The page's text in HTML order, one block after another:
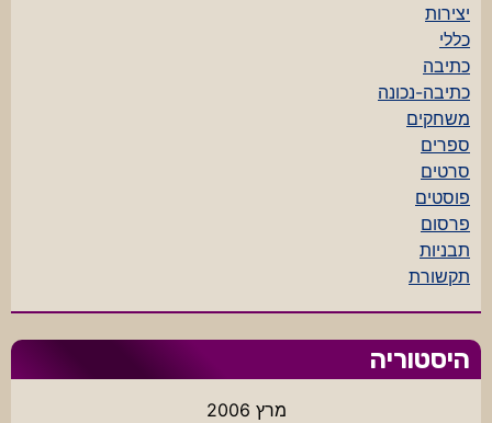
יצירות
כללי
כתיבה
כתיבה-נכונה
משחקים
ספרים
סרטים
פוסטים
פרסום
תבניות
תקשורת
היסטוריה
מרץ 2006